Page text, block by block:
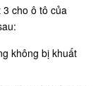
cho ô tô của
không bị khuất